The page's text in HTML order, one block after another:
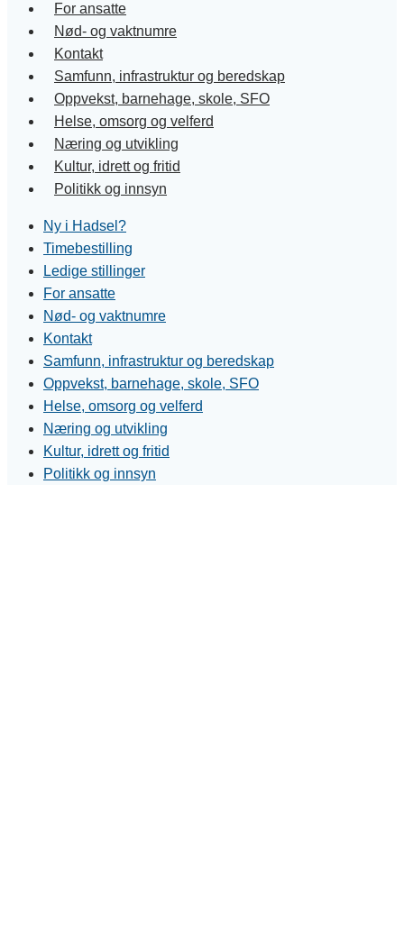
For ansatte
Nød- og vaktnumre
Kontakt
Samfunn, infrastruktur og beredskap
Oppvekst, barnehage, skole, SFO
Helse, omsorg og velferd
Næring og utvikling
Kultur, idrett og fritid
Politikk og innsyn
Ny i Hadsel?
Timebestilling
Ledige stillinger
For ansatte
Nød- og vaktnumre
Kontakt
Samfunn, infrastruktur og beredskap
Oppvekst, barnehage, skole, SFO
Helse, omsorg og velferd
Næring og utvikling
Kultur, idrett og fritid
Politikk og innsyn